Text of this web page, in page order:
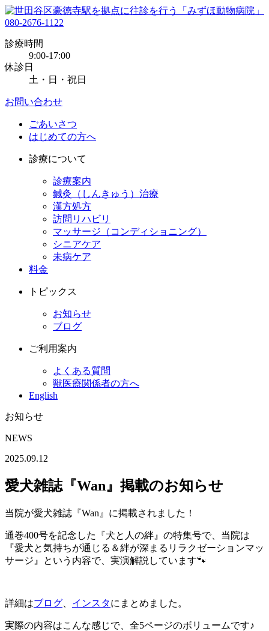
080-2676-1122
診療時間
9:00-17:00
休診日
土・日・祝日
お問い合わせ
ごあいさつ
はじめての方へ
診療について
診療案内
鍼灸（しんきゅう）治療
漢方処方
訪問リハビリ
マッサージ（コンディショニング）
シニアケア
未病ケア
料金
トピックス
お知らせ
ブログ
ご利用案内
よくある質問
獣医療関係者の方へ
English
お知らせ
NEWS
2025.09.12
愛犬雑誌『Wan』掲載のお知らせ
当院が愛犬雑誌『Wan』に掲載されました！
通巻400号を記念した『犬と人の絆』の特集号で、当院は
『愛犬と気持ちが通じる＆絆が深まるリラクゼーションマッ
サージ』という内容で、実演解説しています🐾
詳細はブログ インスタにまとめました。
実際の内容はこんな感じで、全5ページのボリュームです♪